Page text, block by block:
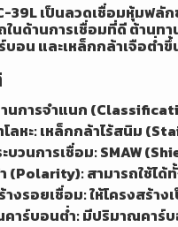
39L เป็นลวดเชื่อมหุ้มฟลั
ในด้านการเชื่อมที่ดี ต้านท
บอน และเหล็กกล้าเจือต่ำ
นการจำแนก
โลหะ: เหล็กกล้าไร้สนิม
บวนการเชื่อม: SMAW
(Polarity): สามารถใช้ได้
างรอยเชื่อม: ให้โครงสร้
าร์บอนต่ำ: มีปริมาณคาร์บ